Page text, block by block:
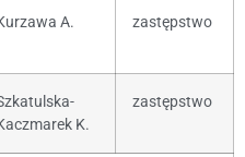
A. zastępstwo
K.
zastępstwo